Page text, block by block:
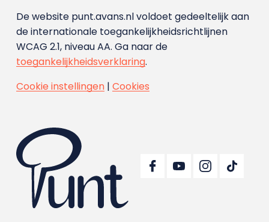
De website punt.avans.nl voldoet gedeeltelijk aan
de internationale toegankelijkheidsrichtlijnen
WCAG 2.1, niveau AA. Ga naar de
toegankelijkheidsverklaring.
Cookie instellingen| Cookies